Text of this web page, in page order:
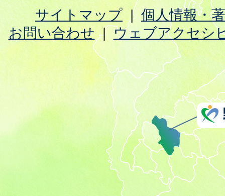
サイトマップ
個人情報・
お問い合わせ
ウェブアクセシ